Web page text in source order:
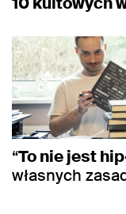
“To nie jest
własnych